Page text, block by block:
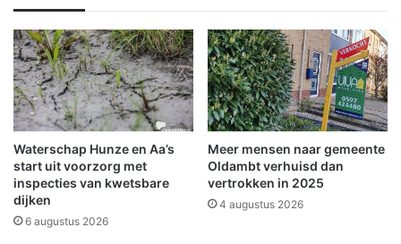
o
s
a
r
i
u
m
b
e
k
e
n
u
t
e
r
e
n
t
i
j
d
e
n
Waterschap Hunze en Aa’s
start uit voorzorg met
inspecties van kwetsbare
dijken
6 augustus 2026
Meer mensen naar gemeente
Oldambt verhuisd dan
vertrokken in 2025
4 augustus 2026